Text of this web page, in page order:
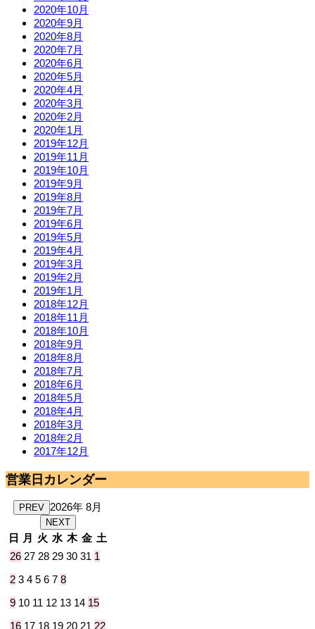
2020年10月
2020年9月
2020年8月
2020年7月
2020年6月
2020年5月
2020年4月
2020年3月
2020年2月
2020年1月
2019年12月
2019年11月
2019年10月
2019年9月
2019年8月
2019年7月
2019年6月
2019年5月
2019年4月
2019年3月
2019年2月
2019年1月
2018年12月
2018年11月
2018年10月
2018年9月
2018年8月
2018年7月
2018年6月
2018年5月
2018年4月
2018年3月
2018年2月
2017年12月
営業日カレンダー
PREV 2026年 8月
NEXT
日 月 火 水 木 金 土
26 27 28 29 30 31 1
2 3 4 5 6 7 8
9 10 11 12 13 14 15
16 17 18 19 20 21 22